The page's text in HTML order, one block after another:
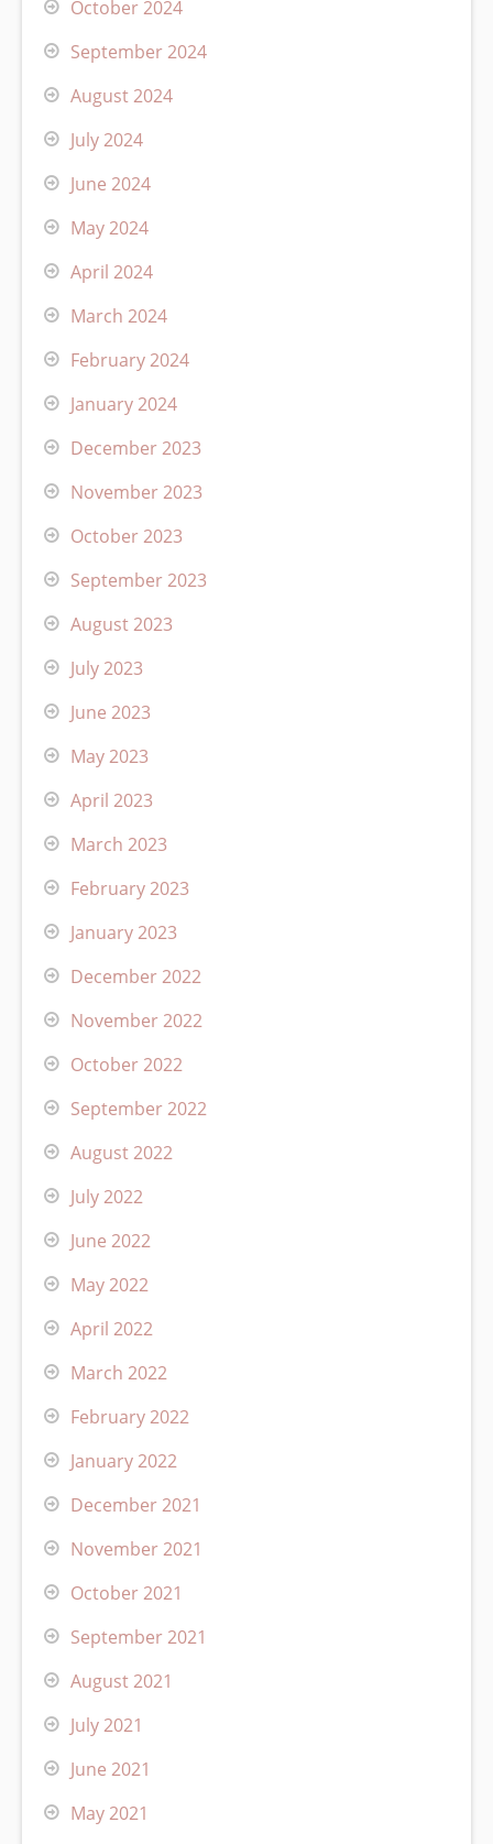
October 2024
September 2024
August 2024
July 2024
June 2024
May 2024
April 2024
March 2024
February 2024
January 2024
December 2023
November 2023
October 2023
September 2023
August 2023
July 2023
June 2023
May 2023
April 2023
March 2023
February 2023
January 2023
December 2022
November 2022
October 2022
September 2022
August 2022
July 2022
June 2022
May 2022
April 2022
March 2022
February 2022
January 2022
December 2021
November 2021
October 2021
September 2021
August 2021
July 2021
June 2021
May 2021